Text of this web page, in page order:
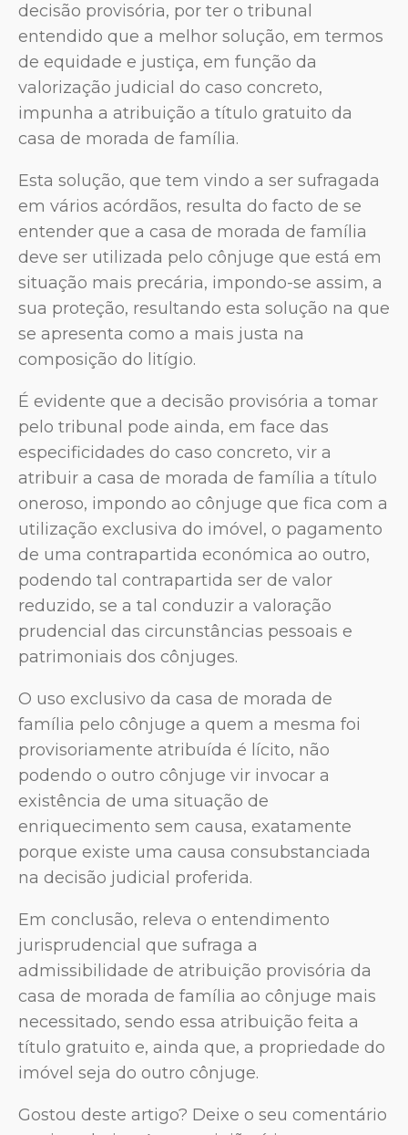
decisão provisória, por ter o tribunal
entendido que a melhor solução, em termos
de equidade e justiça, em função da
valorização judicial do caso concreto,
impunha a atribuição a título gratuito da
casa de morada de família.
Esta solução, que tem vindo a ser sufragada
em vários acórdãos, resulta do facto de se
entender que a casa de morada de família
deve ser utilizada pelo cônjuge que está em
situação mais precária, impondo-se assim, a
sua proteção, resultando esta solução na que
se apresenta como a mais justa na
composição do litígio.
É evidente que a decisão provisória a tomar
pelo tribunal pode ainda, em face das
especificidades do caso concreto, vir a
atribuir a casa de morada de família a título
oneroso, impondo ao cônjuge que fica com a
utilização exclusiva do imóvel, o pagamento
de uma contrapartida económica ao outro,
podendo tal contrapartida ser de valor
reduzido, se a tal conduzir a valoração
prudencial das circunstâncias pessoais e
patrimoniais dos cônjuges.
O uso exclusivo da casa de morada de
família pelo cônjuge a quem a mesma foi
provisoriamente atribuída é lícito, não
podendo o outro cônjuge vir invocar a
existência de uma situação de
enriquecimento sem causa, exatamente
porque existe uma causa consubstanciada
na decisão judicial proferida.
Em conclusão, releva o entendimento
jurisprudencial que sufraga a
admissibilidade de atribuição provisória da
casa de morada de família ao cônjuge mais
necessitado, sendo essa atribuição feita a
título gratuito e, ainda que, a propriedade do
imóvel seja do outro cônjuge.
Gostou deste artigo? Deixe o seu comentário